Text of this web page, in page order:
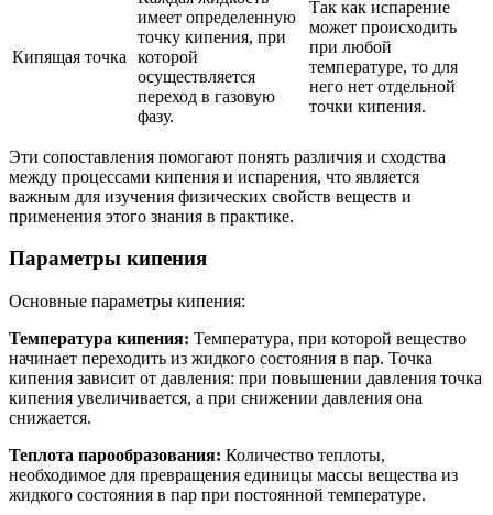
Кипящая точка
имеет определенную
точку кипения, при
которой
осуществляется
переход в газовую
фазу.
Так как испарение
может происходить
при любой
температуре, то для
него нет отдельной
точки кипения.
Эти сопоставления помогают понять различия и сходства
между процессами кипения и испарения, что является
важным для изучения физических свойств веществ и
применения этого знания в практике.
Параметры кипения
Основные параметры кипения:
Температура кипения: Температура, при которой вещество
начинает переходить из жидкого состояния в пар. Точка
кипения зависит от давления: при повышении давления точка
кипения увеличивается, а при снижении давления она
снижается.
Теплота парообразования: Количество теплоты,
необходимое для превращения единицы массы вещества из
жидкого состояния в пар при постоянной температуре.